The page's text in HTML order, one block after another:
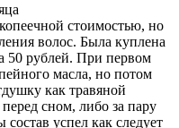
стоимостью, но
волос. Была куплена
50 рублей. При первом
масла, но потом
как травяной
сном, либо за пару
успел как следует